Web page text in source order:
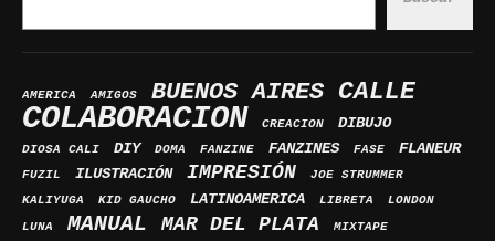
AMERICA AMIGOS BUENOS AIRES CALLE
COLABORACION CREACION DIBUJO
DIOSA CALI DIY DOMA FANZINE FANZINES FASE FLANEUR
FUZIL ILUSTRACIÓN IMPRESIÓN
JOE STRUMMER
KALIYUGA
KID GAUCHO LATINOAMERICA LIBRETA
LONDON
LUNA
MANUAL MAR DEL PLATA MIXTAPE